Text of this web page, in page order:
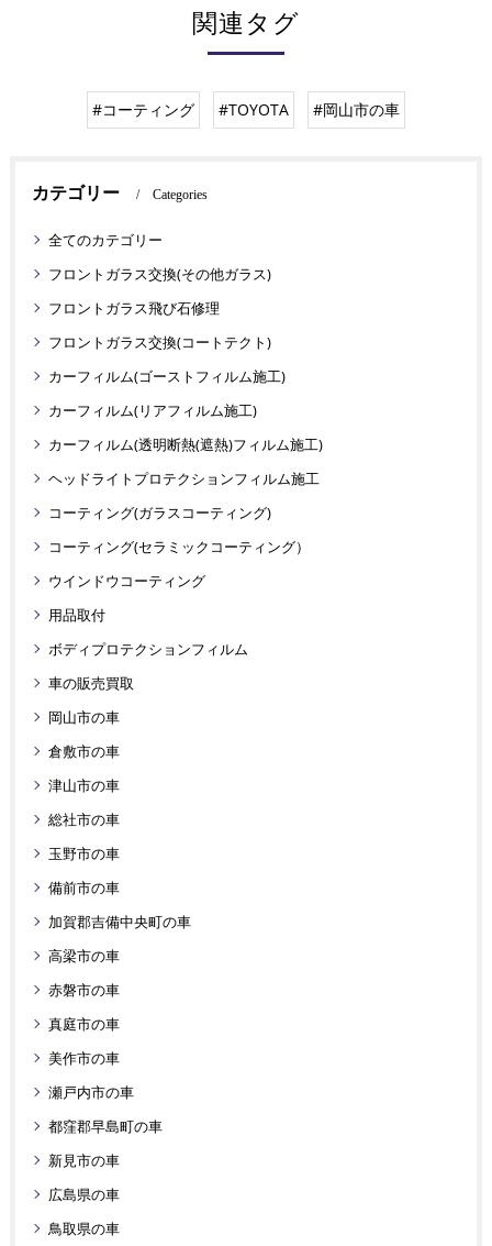
関連タグ
#コーティング #TOYOTA #岡山市の車
カテゴリー Categories
全てのカテゴリー
フロントガラス交換(その他ガラス)
フロントガラス飛び石修理
フロントガラス交換(コートテクト)
カーフィルム(ゴーストフィルム施工)
カーフィルム(リアフィルム施工)
カーフィルム(透明断熱(遮熱)フィルム施工)
ヘッドライトプロテクションフィルム施工
コーティング(ガラスコーティング)
コーティング(セラミックコーティング）
ウインドウコーティング
用品取付
ボディプロテクションフィルム
車の販売買取
岡山市の車
倉敷市の車
津山市の車
総社市の車
玉野市の車
備前市の車
加賀郡吉備中央町の車
高梁市の車
赤磐市の車
真庭市の車
美作市の車
瀬戸内市の車
都窪郡早島町の車
新見市の車
広島県の車
鳥取県の車